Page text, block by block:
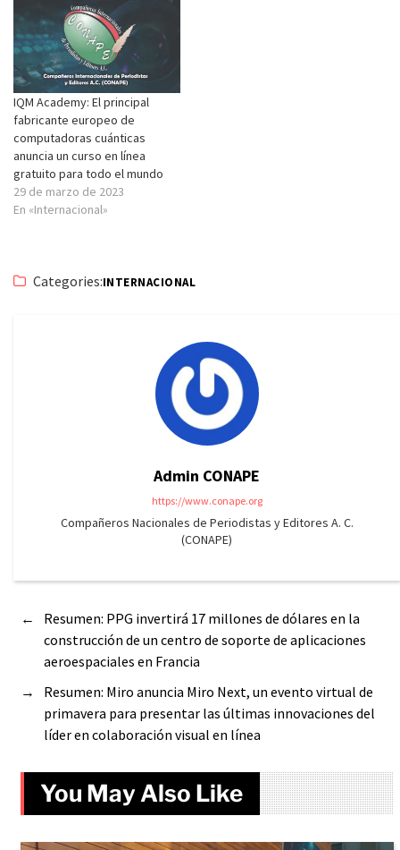
IQM Academy: El principal
fabricante europeo de
computadoras cuánticas
anuncia un curso en línea
gratuito para todo el mundo
29 de marzo de 2023
En «Internacional»
Categories:INTERNACIONAL
Admin CONAPE
https://www.conape.org
Compañeros Nacionales de Periodistas y Editores A. C.
(CONAPE)
←
Resumen: PPG invertirá 17 millones de dólares en la
construcción de un centro de soporte de aplicaciones
aeroespaciales en Francia
→
Resumen: Miro anuncia Miro Next, un evento virtual de
primavera para presentar las últimas innovaciones del
líder en colaboración visual en línea
You May Also Like